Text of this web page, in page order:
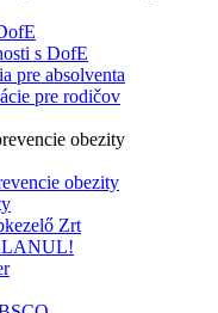
s DofE
pre absolventa
pre rodičov
obezity
obezity
Zrt